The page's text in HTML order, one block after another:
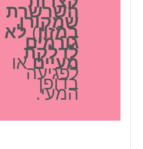
השרשרת
שמקורן
במזון)לא
גורמים
לדלקת
מעייםאו
לפגיעה
בדופן
המעי.